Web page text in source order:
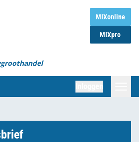
MIXonline
MIXpro